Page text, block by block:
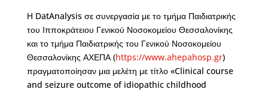
Η DatAnalysis σε συνεργασία με το τμήμα Παιδιατρικής
του Ιπποκράτειου Γενικού Νοσοκομείου Θεσσαλονίκης
και το τμήμα Παιδιατρικής του Γενικού Νοσοκομείου
Θεσσαλονίκης ΑΧΕΠΑ (https://www.ahepahosp.gr)
πραγματοποίησαν μια μελέτη με τίτλο «Clinical course
and seizure outcome of idiopathic childhood